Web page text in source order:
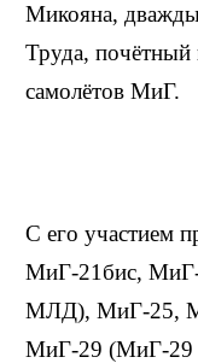
Микояна,
Труда, почётный
самолётов МиГ.
С его участием
МиГ-21бис,
МЛД),МиГ-25,
МиГ-29 (МиГ-29